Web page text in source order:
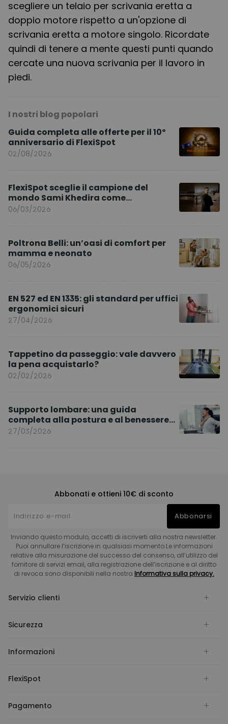
scegliere un telaio per scrivania eretta a
doppio motore rispetto a un'opzione di
scrivania eretta a motore singolo. Ricordate
quindi di tenere a mente questi punti quando
cercate una nuova scrivania per il lavoro in
piedi.
I nostri blog popolari
Guida completa alle offerte per il 10º
anniversario di FlexiSpot
02/08/2026
FlexiSpot sceglie il campione del
mondo Sami Khedira come
ambasciatore del marchio per l’Europa
06/03/2026
Poltrona Belli: un’oasi di comfort per
mamma e neonato
06/05/2026
EN 527 ed EN 1335: gli standard per uffici
ergonomici sicuri
27/04/2026
Tappetino da passeggio: vale davvero
la pena acquistarlo?
02/02/2026
Supporto lombare: una guida
completa alla postura e al benessere
quotidiano
27/03/2026
Abbonati e ottieni 10€ di sconto
Abbonarsi
Inviando questo modulo, accetti di iscriverti alla nostra newsletter.
Puoi annullare l’iscrizione in qualsiasi momento.Le informazioni
relative alla misurazione del successo del consenso, all’utilizzo del
fornitore di servizi email, alla registrazione dell’iscrizione e al diritto
di revoca sono disponibili nella nostra Informativa sulla privacy.
Servizio clienti
Sicurezza
Informazioni
FlexiSpot
Pagamento